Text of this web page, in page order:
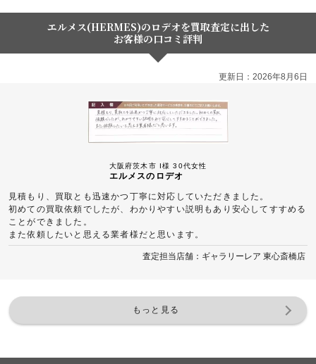
エルメス(HERMES)のロデオを買取査定に出した
お客様の口コミ評判
更新日：2026年8月6日
大阪府茨木市 I様 30代女性
エルメスのロデオ
見積もり、買取とも迅速かつ丁寧に対応していただきました。
初めての買取依頼でしたが、わかりやすい説明もあり安心してすすめる
ことができました。
また依頼したいと思える業者様だと思います。
査定担当店舗：ギャラリーレア 東心斎橋店
もっと見る